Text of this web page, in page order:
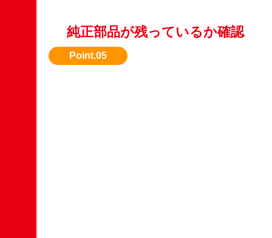
純正部品が残っているか確認
改造車よりも、純正状態の方が評価されやす